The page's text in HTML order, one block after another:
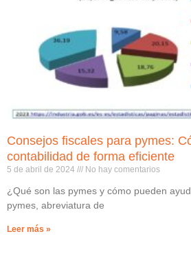
Consejos fiscales para pymes:
contabilidad de forma eficiente
5 de abril de 2024 No hay comentarios
¿Qué son las pymes y cómo pueden
pymes, abreviatura de
Leer más »